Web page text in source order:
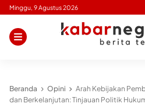
Skip
content
Minggu, 9 Agustus 2026
Beranda Opini
Arah Kebijakan
dan Berkelanjutan: Tinjauan Politik